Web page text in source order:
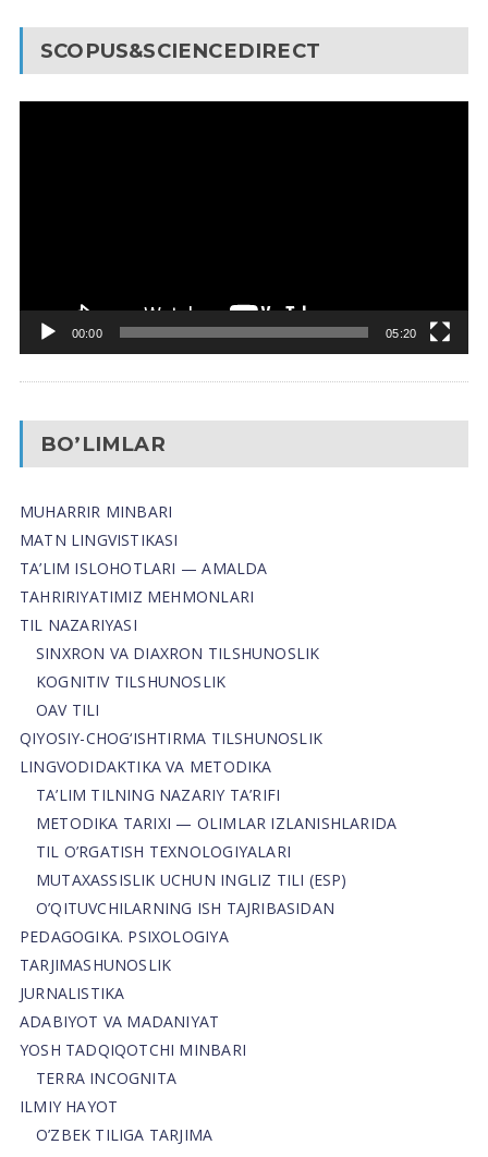
SCOPUS&SCIENCEDIRECT
00:00 05:20
BO’LIMLAR
MUHARRIR MINBARI
MATN LINGVISTIKASI
TA’LIM ISLOHOTLARI — AMALDA
TAHRIRIYATIMIZ MEHMONLARI
TIL NAZARIYASI
SINXRON VA DIAXRON TILSHUNOSLIK
KOGNITIV TILSHUNOSLIK
OAV TILI
QIYOSIY-CHOG‘ISHTIRMA TILSHUNOSLIK
LINGVODIDAKTIKA VA METODIKA
TA’LIM TILNING NAZARIY TA’RIFI
METODIKA TARIXI — OLIMLAR IZLANISHLARIDA
TIL O’RGATISH TEXNOLOGIYALARI
MUTAXASSISLIK UCHUN INGLIZ TILI (ESP)
O’QITUVCHILARNING ISH TAJRIBASIDAN
PEDAGOGIKA. PSIXOLOGIYA
TARJIMASHUNOSLIK
JURNALISTIKA
ADABIYOT VA MADANIYAT
YOSH TADQIQOTCHI MINBARI
TERRA INCOGNITA
ILMIY HAYOT
O’ZBEK TILIGA TARJIMA